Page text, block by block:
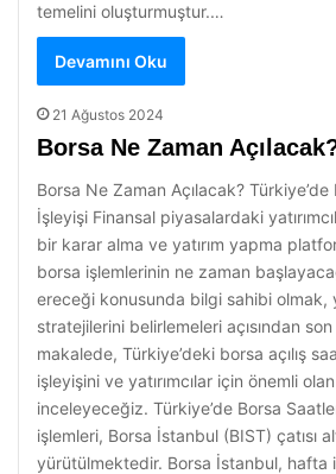
temelini oluşturmuştur.…
Devamını Oku
21 Ağustos 2024
Borsa Ne Zaman
Borsa Ne Zaman Açılacak?
İşleyişi Finansal piyasalardaki
bir karar alma ve yatırım yapma
borsa işlemlerinin ne zaman
ereceği konusunda bilgi sahibi olmak,
stratejilerini belirlemeleri açısından
makalede, Türkiye’deki borsa açılış
işleyişini ve yatırımcılar için önemli
inceleyeceğiz. Türkiye’de Borsa
işlemleri, Borsa İstanbul (BIST) çatısı
yürütülmektedir. Borsa İstanbul, hafta